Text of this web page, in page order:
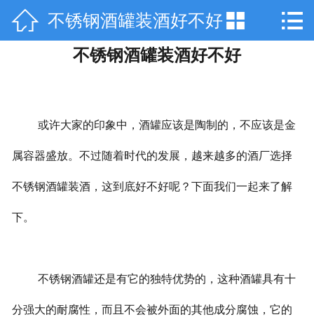
 网站首页
关于天工
技术咨询
工程案例
厂房设备
联系我们
 不锈钢酒罐装酒好不好 
不锈钢酒罐装酒好不好
或许大家的印象中，酒罐应该是陶制的，不应该是金
属容器盛放。不过随着时代的发展，越来越多的酒厂选择
不锈钢酒罐装酒，这到底好不好呢？下面我们一起来了解
下。
不锈钢酒罐还是有它的独特优势的，这种酒罐具有十
分强大的耐腐性，而且不会被外面的其他成分腐蚀，它的